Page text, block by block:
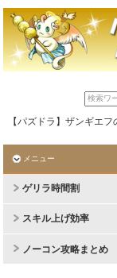
【パズドラ】ザンギエ
メニュー
ゲリラ時間割
スキル上げ効率
ノーコン攻略まとめ